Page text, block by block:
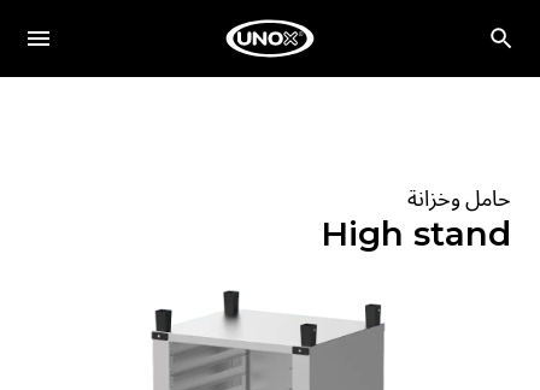
حامل وخزانة
High stand